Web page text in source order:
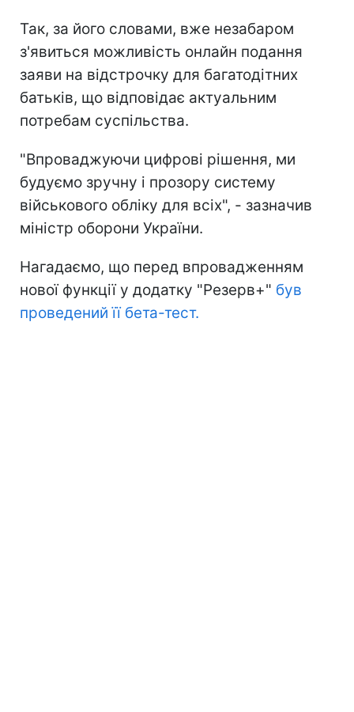
Так, за його словами, вже незабаром
з'явиться можливість онлайн подання
заяви на відстрочку для багатодітних
батьків, що відповідає актуальним
потребам суспільства.
"Впроваджуючи цифрові рішення, ми
будуємо зручну і прозору систему
військового обліку для всіх", - зазначив
міністр оборони України.
Нагадаємо, що перед впровадженням
нової функції у додатку "Резерв+" був
проведений її бета-тест.